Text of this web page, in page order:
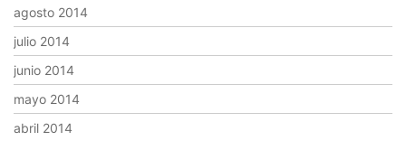
agosto 2014
julio 2014
junio 2014
mayo 2014
abril 2014